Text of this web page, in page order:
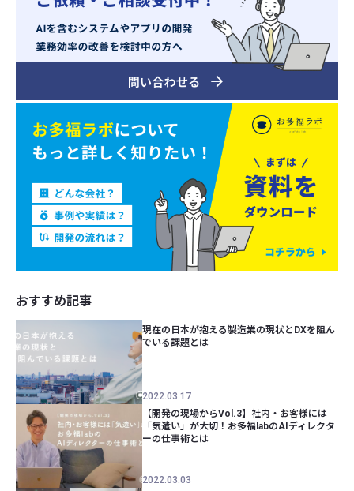
おすすめ記事
現在の日本が抱える製造業の現状とDXを阻ん
でいる課題とは
2022.03.17
【開発の現場からVol.3】社内・お客様には
「気遣い」が大切！お多福labのAIディレクタ
ーの仕事術とは
2022.03.03